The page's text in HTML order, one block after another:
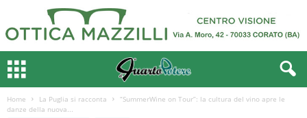
Home La Puglia si racconta
“SummerWine on Tour”: la cultura del vino apre le
danze della nuova...